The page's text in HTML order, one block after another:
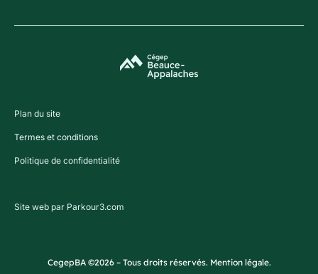
Plan du site
Termes et conditions
Politique de confidentialité
Site web par Parkour3.com
CegepBA ©2026 – Tous droits réservés. Mention légale.